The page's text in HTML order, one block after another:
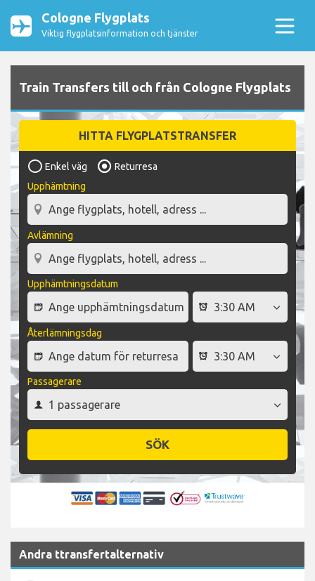
Cologne Flygplats
Viktig flygplatsinformation och tjänster
Train Transfers till och från Cologne Flygplats
HITTA FLYGPLATSTRANSFER
Enkel väg
Returresa
Upphämtning
Avlämning
Upphämtningsdatum
Återlämningsdag
Passagerare
SÖK
Andra ttransfertalternativ